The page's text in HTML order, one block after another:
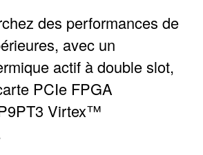
des performances de
avec un
actif à double slot,
PCIe FPGA
Virtex™